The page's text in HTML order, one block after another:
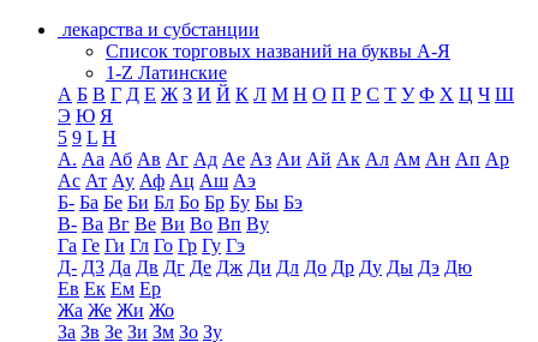
лекарства и субстанции
Список торговых названий на буквы А-Я
1-Z Латинские
А Б В Г Д Е Ж З И Й К Л М Н О П Р С Т У Ф Х Ц Ч Ш
Э Ю Я
5 9 L H
А. Аа Аб Ав Аг Ад Ае Аз Аи Ай Ак Ал Ам Ан Ап Ар
Ас Ат Ау Аф Ац Аш Аэ
Б- Ба Бе Би Бл Бо Бр Бу Бы Бэ
В- Ва Вг Ве Ви Во Вп Ву
Га Ге Ги Гл Го Гр Гу Гэ
Д- Д3 Да Дв Дг Де Дж Ди Дл До Др Ду Ды Дэ Дю
Ев Ек Ем Ер
Жа Же Жи Жо
За Зв Зе Зи Зм Зо Зу